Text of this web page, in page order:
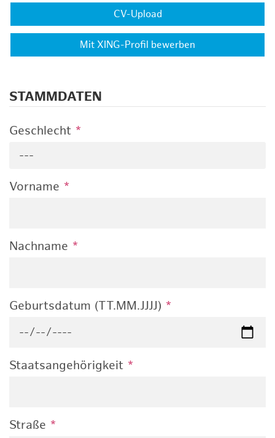
CV-Upload
Mit XING-Profil bewerben
STAMMDATEN
Geschlecht *
---
Vorname *
Nachname *
Geburtsdatum (TT.MM.JJJJ) *
Staatsangehörigkeit *
Straße *